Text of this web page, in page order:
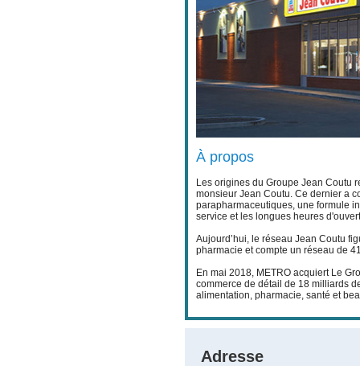
À propos
Les origines du Groupe Jean Coutu
monsieur Jean Coutu. Ce dernier a
parapharmaceutiques, une formule
service et les longues heures
Aujourd’hui, le réseau Jean Coutu
pharmacie et compte un réseau de
En mai 2018, METRO acquiert Le
commerce de détail de 18 milliards
alimentation, pharmacie, santé et
Adresse